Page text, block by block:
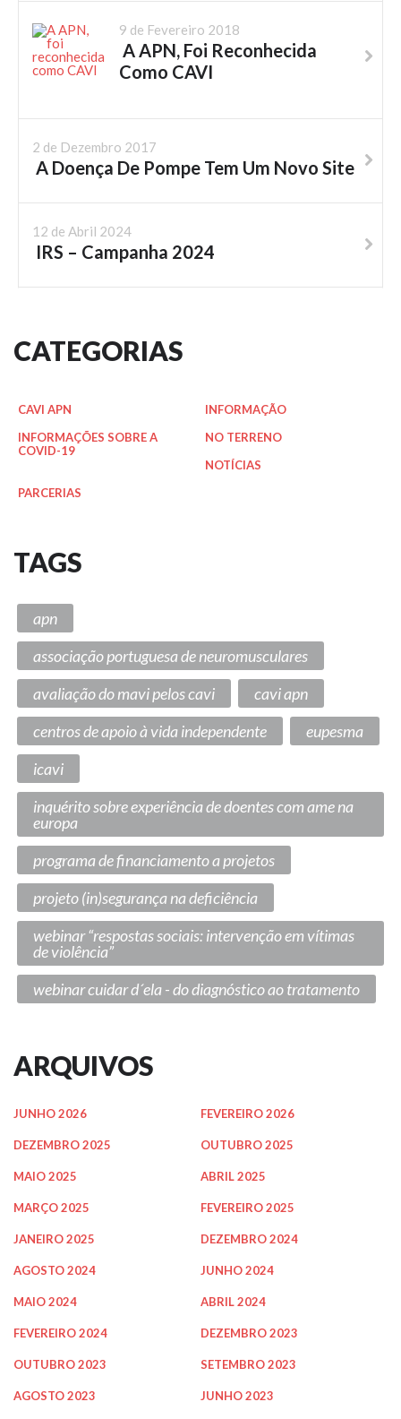
9 de Fevereiro 2018
A APN, Foi Reconhecida
Como CAVI
2 de Dezembro 2017
A Doença De Pompe Tem Um Novo Site
12 de Abril 2024
IRS – Campanha 2024
CATEGORIAS
CAVI APN
INFORMAÇÃO
INFORMAÇÕES SOBRE A
COVID-19
NO TERRENO
NOTÍCIAS
PARCERIAS
TAGS
apn
associação portuguesa de neuromusculares
avaliação do mavi pelos cavi
cavi apn
centros de apoio à vida independente
eupesma
icavi
inquérito sobre experiência de doentes com ame na
europa
programa de financiamento a projetos
projeto (in)segurança na deficiência
webinar “respostas sociais: intervenção em vítimas
de violência”
webinar cuidar d´ela - do diagnóstico ao tratamento
ARQUIVOS
JUNHO 2026 FEVEREIRO 2026
DEZEMBRO 2025 OUTUBRO 2025
MAIO 2025 ABRIL 2025
MARÇO 2025 FEVEREIRO 2025
JANEIRO 2025 DEZEMBRO 2024
AGOSTO 2024 JUNHO 2024
MAIO 2024 ABRIL 2024
FEVEREIRO 2024 DEZEMBRO 2023
OUTUBRO 2023 SETEMBRO 2023
AGOSTO 2023 JUNHO 2023